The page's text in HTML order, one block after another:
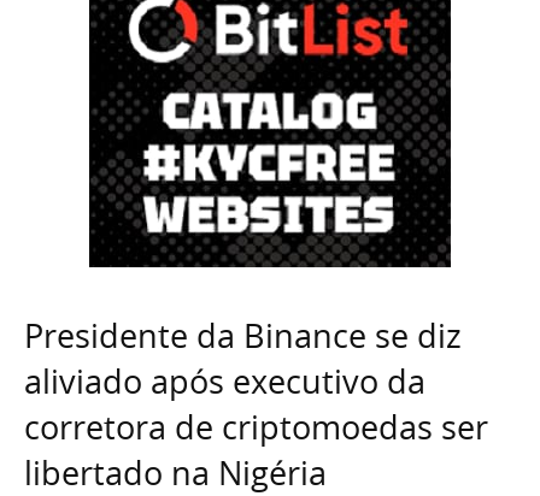
Presidente da Binance se diz
aliviado após executivo da
corretora de criptomoedas ser
libertado na Nigéria